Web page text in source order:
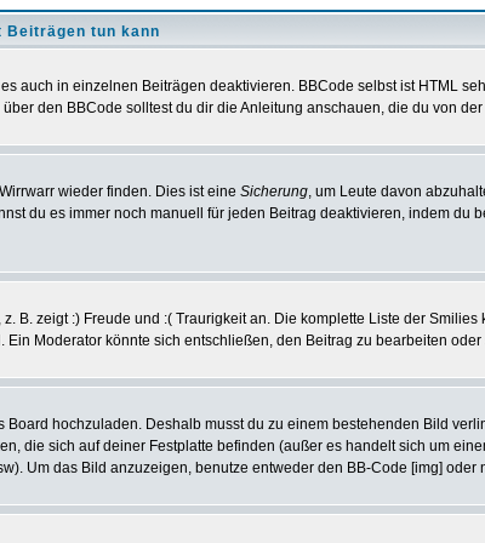
Beiträgen tun kann
auch in einzelnen Beiträgen deaktivieren. BBCode selbst ist HTML
den BBCode solltest du dir die Anleitung anschauen, die du von
wieder finden. Dies ist eine Sicherung, um Leute davon
du es immer noch manuell für jeden Beitrag deaktivieren, indem du
zeigt :) Freude und :( Traurigkeit an. Die komplette Liste der
Moderator könnte sich entschließen, den Beitrag zu bearbeiten
hochzuladen. Deshalb musst du zu einem bestehenden Bild
die sich auf deiner Festplatte befinden (außer es handelt sich um
Um das Bild anzuzeigen, benutze entweder den BB-Code [img] oder